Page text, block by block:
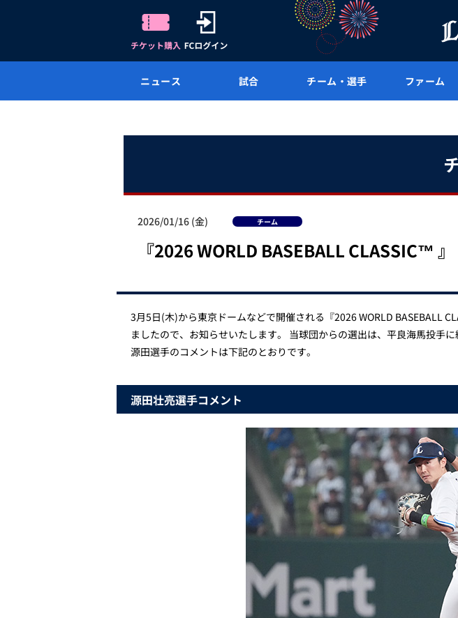
ニュース 試合 チーム・選手 ファーム
2026/01/16 (金) チーム
『2026 WORLD BASEBALL CLASSIC™
3月5日(木)から東京ドームなどで開催される『2026 WORLD BASEBALL
ましたので、お知らせいたします。 当球団からの選出は、平良海馬投手に
源田選手のコメントは下記のとおりです。
源田壮亮選手コメント